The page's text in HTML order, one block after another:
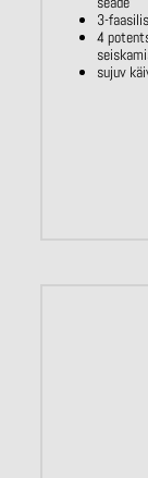
3-
4
sujuv